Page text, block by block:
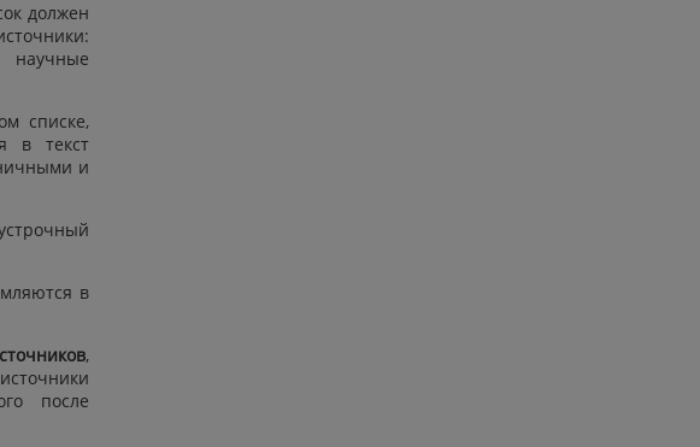
должен
научные
списке,
в текст
и
в
,
после